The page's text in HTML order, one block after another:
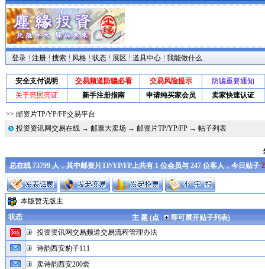
登录 注册 搜索 风格 状态 展区 道具中心 我能做什么
安全支付说明 交易频道防骗必看 交易风险提示
防骗重要通知
关于亮照亮证
新手注册指南 申请纯买家会员 卖家快速认证
>> 邮资片TP/YP/FP交易平台
投资资讯网交易在线→ 邮票大卖场→ 邮资片TP/YP/FP→ 帖子列表
总在线 73799 人，其中邮资片TP/YP/FP上共有 1 位会员与 247 位客人，今日贴子
本版暂无版主
状态
主 题 (点
即可展开贴子列表)
投资资讯网交易频道交易流程管理办法
诗韵西安豹子111
卖诗韵西安200套